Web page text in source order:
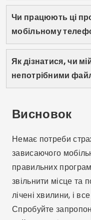
цифрових
Пов'язані